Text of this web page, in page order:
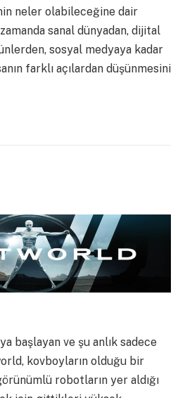
neler olabileceğine dair
sanal dünyadan, dijital
sosyal medyaya kadar
farklı açılardan düşünmesini
başlayan ve şu anlık sadece
kovboyların olduğu bir
robotların yer aldığı